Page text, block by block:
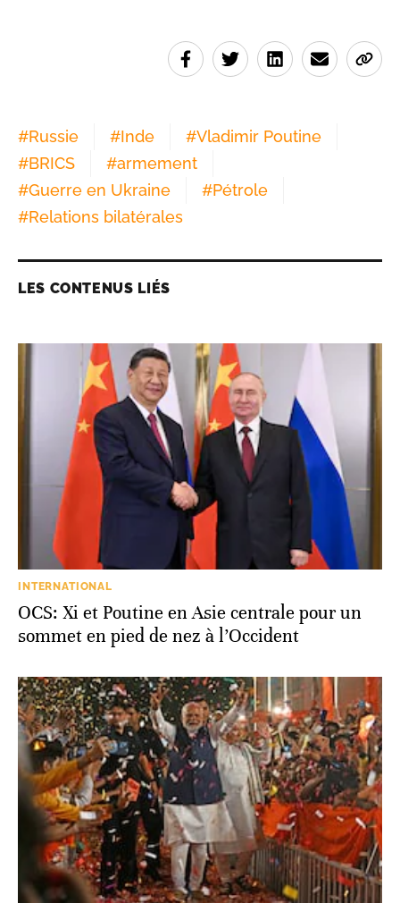
#Russie #Inde #Vladimir Poutine
#BRICS #armement
#Guerre en Ukraine #Pétrole
#Relations bilatérales
LES CONTENUS LIÉS
INTERNATIONAL
OCS: Xi et Poutine en Asie centrale pour un
sommet en pied de nez à l’Occident